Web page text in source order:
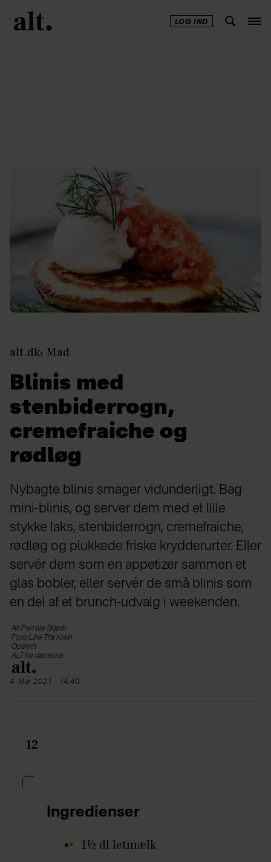
LOG IND
alt.dk Mad
Blinis med
stenbiderrogn,
cremefraiche og
rødløg
Nybagte blinis smager vidunderligt. Bag
mini-blinis, og server dem med et lille
stykke laks, stenbiderrogn, cremefraiche,
rødløg og plukkede friske krydderurter. Eller
servér dem som en appetizer sammen et
glas bobler, eller servér de små blinis som
en del af et brunch-udvalg i weekenden.
Af: Pernille Skjødt
Foto: Line Thit Klein
Opskrift
ALT for damerne
4. Mar 2021 - 14:40
12
Ingredienser
1½ dl letmælk